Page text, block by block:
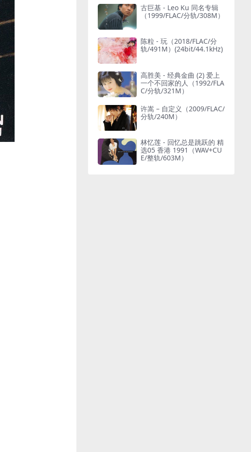
古巨基 - Leo Ku 同名专辑
（1999/FLAC/分轨/308M）
陈粒 - 玩（2018/FLAC/分
轨/491M）(24bit/44.1kHz)
高胜美 - 经典金曲 (2) 爱上
一个不回家的人（1992/FLA
C/分轨/321M）
许嵩 – 自定义（2009/FLAC/
分轨/240M）
林忆莲 - 回忆总是跳跃的 精
选05 香港 1991（WAV+CU
E/整轨/603M）